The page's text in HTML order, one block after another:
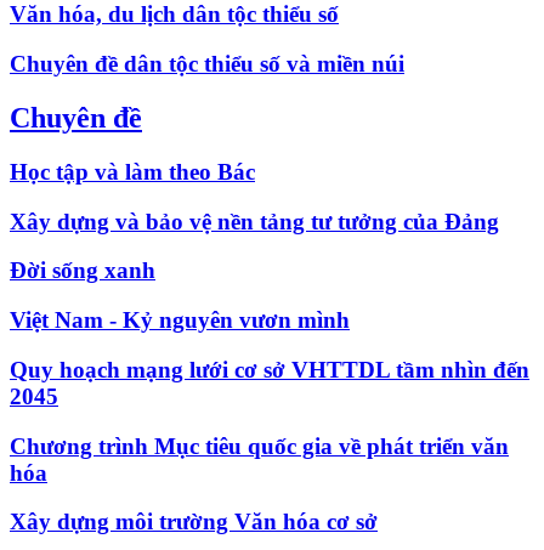
Văn hóa, du lịch dân tộc thiểu số
Chuyên đề dân tộc thiểu số và miền núi
Chuyên đề
Học tập và làm theo Bác
Xây dựng và bảo vệ nền tảng tư tưởng của Đảng
Đời sống xanh
Việt Nam - Kỷ nguyên vươn mình
Quy hoạch mạng lưới cơ sở VHTTDL tầm nhìn đến
2045
Chương trình Mục tiêu quốc gia về phát triển văn
hóa
Xây dựng môi trường Văn hóa cơ sở